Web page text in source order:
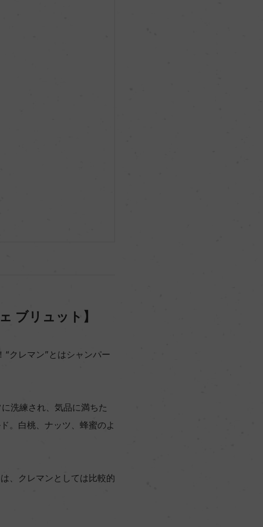
ブリュット】
クレマン”とはシャンパー
洗練され、気品に満ちた
。白桃、ナッツ、蜂蜜のよ
、クレマンとしては比較的